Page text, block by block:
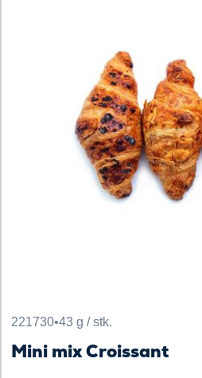
221730•43 g / stk.
Mini mix Croissant